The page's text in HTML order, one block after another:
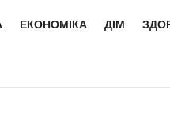
ЕКОНОМІКА ДІМ